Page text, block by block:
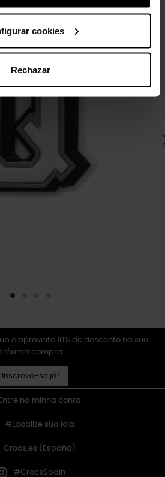
cookies
Rechazar
e aproveite 10% de desconto na sua
compra.
Inscreva-se já!
Entre na minha conta
#Localize sua loja
Crocs.es (España)
#CrocsSpain